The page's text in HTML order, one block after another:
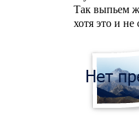
Так выпьем
хотя это и